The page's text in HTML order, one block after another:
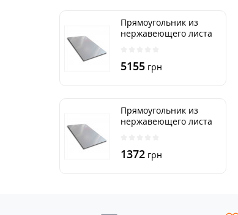
Прямоугольник из
нержавеющего листа
5155 грн
Прямоугольник из
нержавеющего листа
1372 грн